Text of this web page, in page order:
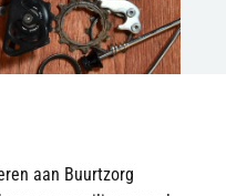
aan Buurtzorg